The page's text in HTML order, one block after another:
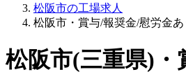
松阪市の工場求人
松阪市・賞与/報奨金/慰労金あ
松阪市(三重県)・